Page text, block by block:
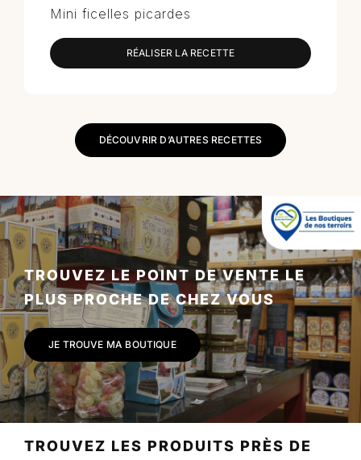
Mini ficelles picardes
RÉALISER LA RECETTE
DÉCOUVRIR D’AUTRES RECETTES
TROUVEZ LE POINT DE VENTE LE
PLUS PROCHE DE CHEZ VOUS
JE TROUVE MA BOUTIQUE
TROUVEZ LES PRODUITS PRÈS DE